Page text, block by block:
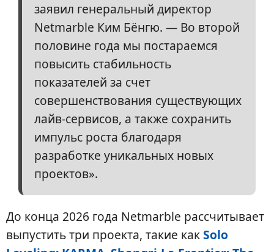
заявил генеральный директор
Netmarble Ким Бёнгю. — Во второй
половине года мы постараемся
повысить стабильность
показателей за счет
совершенствования существующих
лайв-сервисов, а также сохранить
импульс роста благодаря
разработке уникальных новых
проектов».
До конца 2026 года Netmarble рассчитывает
выпустить три проекта, такие какSolo